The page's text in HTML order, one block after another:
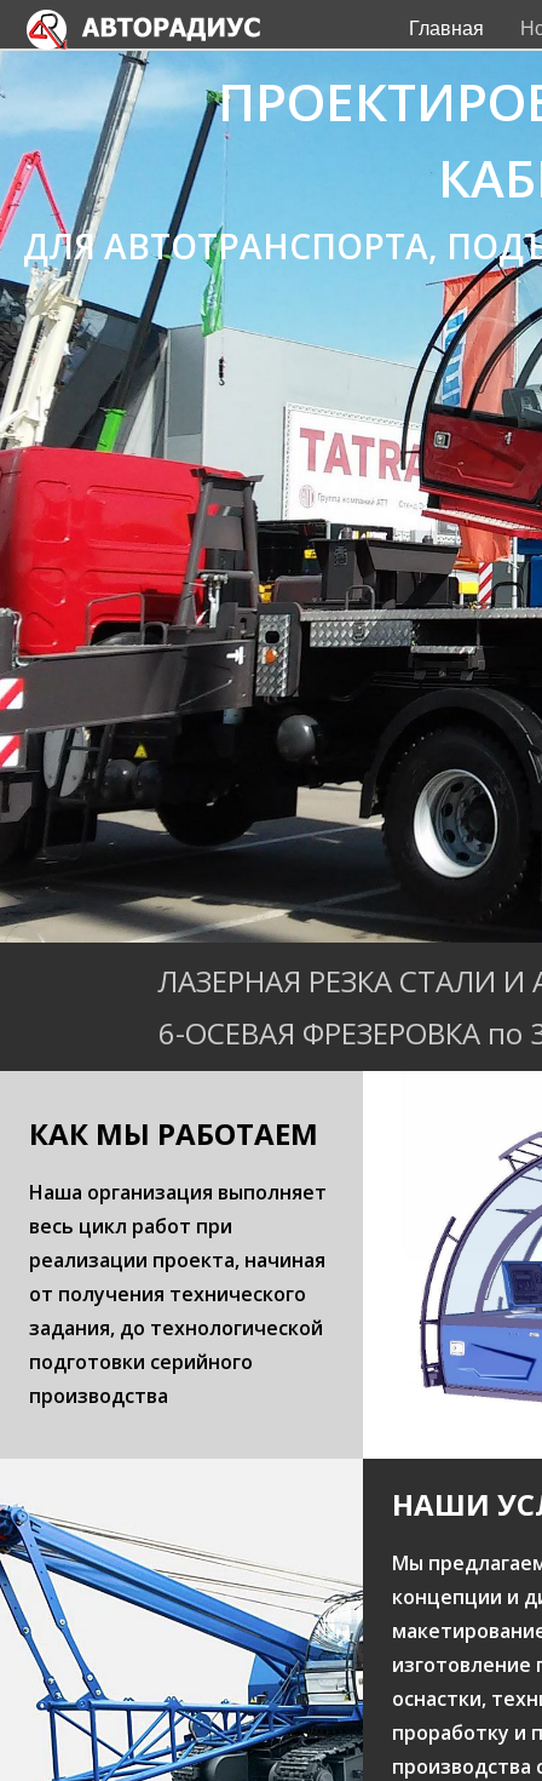
Главная
ДЛЯ АВТОТРАНСПОРТА,
ЛАЗЕРНАЯ РЕЗКА СТАЛИ
6-ОСЕВАЯ ФРЕЗЕРОВКА
КАК МЫ РАБОТАЕМ
Наша организация выполняет
весь цикл работ при
реализации проекта, начиная
от получения технического
задания, до технологической
подготовки серийного
производства
НАШИ
Мы
концепции и
изготовление
оснастки,
проработку и
производства